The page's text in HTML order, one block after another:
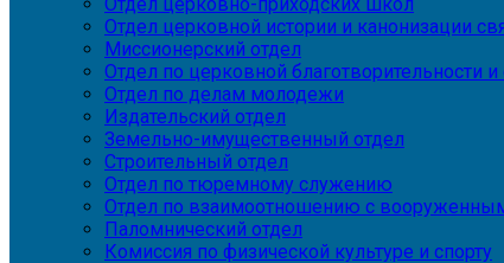
Отдел церковной истории и канонизации
Миссионерский отдел
Отдел по церковной благотворительности
Отдел по делам молодежи
Издательский отдел
Земельно-имущественный отдел
Строительный отдел
Отдел по тюремному служению
Отдел по взаимоотношению с
Паломнический отдел
Комиссия по физической культуре и спорту